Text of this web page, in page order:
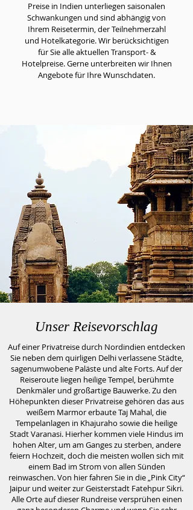
Preise in Indien unterliegen saisonalen
Schwankungen und sind abhängig von
Ihrem Reisetermin, der Teilnehmerzahl
und Hotelkategorie. Wir berücksichtigen
für Sie alle aktuellen Transport- &
Hotelpreise. Gerne unterbreiten wir Ihnen
Angebote für Ihre Wunschdaten.
Unser Reisevorschlag
Auf einer Privatreise durch Nordindien entdecken
Sie neben dem quirligen Delhi verlassene Städte,
sagenumwobene Paläste und alte Forts. Auf der
Reiseroute liegen heilige Tempel, berühmte
Denkmäler und großartige Bauwerke. Zu den
Höhepunkten dieser Privatreise gehören das aus
weißem Marmor erbaute Taj Mahal, die
Tempelanlagen in Khajuraho sowie die heilige
Stadt Varanasi. Hierher kommen viele Hindus im
hohen Alter, um am Ganges zu sterben, andere
feiern Hochzeit, doch die meisten wollen sich mit
einem Bad im Strom von allen Sünden
reinwaschen. Von hier fahren Sie in die „Pink City“
Jaipur und weiter zur Geisterstadt Fatehpur Sikri.
Alle Orte auf dieser Rundreise versprühen einen